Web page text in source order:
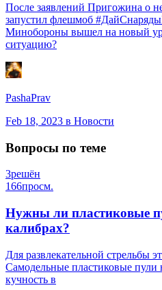
После заявлений Пригожина о
запустил флешмоб
Минобороны вышел на новый
ситуацию?
PashaPrav
Feb 18, 2023 в Новости
Вопросы по теме
3решён
166просм.
Нужны ли пластиковые
калибрах?
Для развлекательной стрельбы
Самодельные пластиковые пули
кучность в